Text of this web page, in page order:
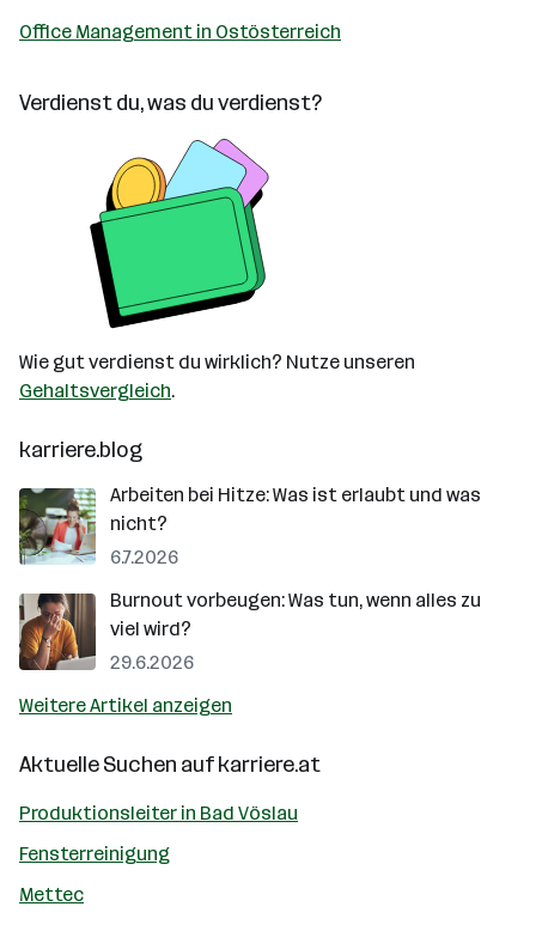
Office Management in Ostösterreich
Verdienst du, was du verdienst?
Wie gut verdienst du wirklich? Nutze unseren
Gehaltsvergleich.
karriere.blog
Arbeiten bei Hitze: Was ist erlaubt und was
nicht?
6.7.2026
Burnout vorbeugen: Was tun, wenn alles zu
viel wird?
29.6.2026
Weitere Artikel anzeigen
Aktuelle Suchen aufkarriere.at
Produktionsleiter in Bad Vöslau
Fensterreinigung
Mettec